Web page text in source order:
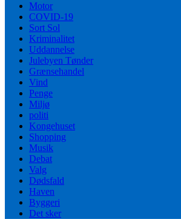
Motor
COVID-19
Sort Sol
Kriminalitet
Uddannelse
Julebyen Tønder
Grænsehandel
Vind
Penge
Miljø
politi
Kongehuset
Shopping
Musik
Debat
Valg
Dødsfald
Haven
Byggeri
Det sker